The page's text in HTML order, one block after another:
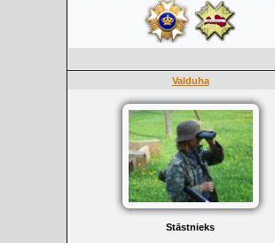
Valduha
Stāstnieks